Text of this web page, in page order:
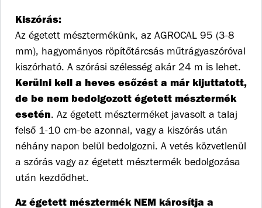
Kiszórás:
Az égetett mésztermékünk, az AGROCAL 95 (3-8
mm), hagyományos röpítőtárcsás műtrágyaszóróval
kiszórható. A szórási szélesség akár 24 m is lehet.
Kerülni kell a heves esőzést a már kijuttatott,
de be nem bedolgozott égetett mésztermék
esetén. Az égetett mészterméket javasolt a talaj
felső 1-10 cm-be azonnal, vagy a kiszórás után
néhány napon belül bedolgozni. A vetés közvetlenül
a szórás vagy az égetett mésztermék bedolgozása
után kezdődhet.
Az égetett mésztermék NEM károsítja a